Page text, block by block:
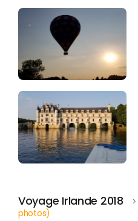
Voyage Irlande 2018 >
photos)